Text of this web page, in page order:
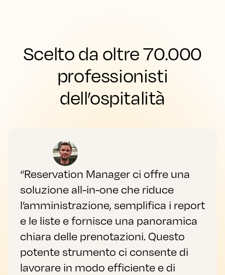
Scelto da oltre 70.000
professionisti
dell’ospitalità
“Reservation Manager ci offre una
soluzione all-in-one che riduce
l’amministrazione, semplifica i report
e le liste e fornisce una panoramica
chiara delle prenotazioni. Questo
potente strumento ci consente di
lavorare in modo efficiente e di